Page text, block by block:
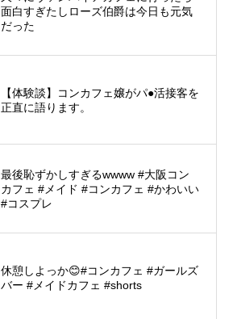
面白すぎたしローズ伯爵は今日も元気
だった
【体験談】コンカフェ嬢がパ●活接客を
正直に語ります。
最後恥ずかしすぎるwwww #大阪コン
カフェ #メイド #コンカフェ #かわいい
#コスプレ
休憩しよっか😊#コンカフェ #ガールズ
バー #メイドカフェ #shorts